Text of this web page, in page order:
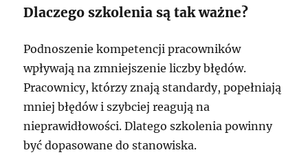
Dlaczego szkolenia są tak ważne?
Podnoszenie kompetencji pracowników
wpływają na zmniejszenie liczby błędów.
Pracownicy, którzy znają standardy, popełniają
mniej błędów i szybciej reagują na
nieprawidłowości. Dlatego szkolenia powinny
być dopasowane do stanowiska.